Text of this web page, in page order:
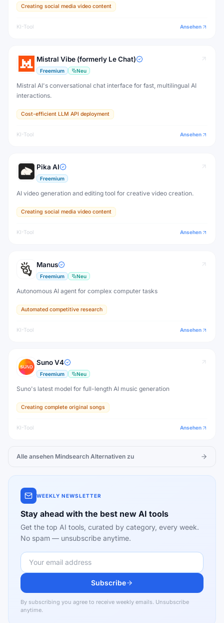
Creating social media video content
KI-Tool Ansehen
Mistral Vibe (formerly Le Chat)
Freemium Neu
Mistral AI's conversational chat interface for fast, multilingual AI
interactions.
Cost-efficient LLM API deployment
KI-Tool Ansehen
Pika AI
Freemium
AI video generation and editing tool for creative video creation.
Creating social media video content
KI-Tool Ansehen
Manus
Freemium Neu
Autonomous AI agent for complex computer tasks
Automated competitive research
KI-Tool Ansehen
Suno V4
Freemium Neu
Suno's latest model for full-length AI music generation
Creating complete original songs
KI-Tool Ansehen
Alle ansehen Mindsearch Alternativen zu
WEEKLY NEWSLETTER
Stay ahead with the best new AI tools
Get the top AI tools, curated by category, every week.
No spam — unsubscribe anytime.
Subscribe
By subscribing you agree to receive weekly emails. Unsubscribe
anytime.